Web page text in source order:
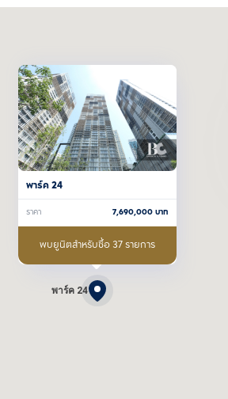
พาร์ค 24
พาร์ค 24
ราคา 7,690,000 บาท
พบยูนิตสำหรับซื้อ 37 รายการ